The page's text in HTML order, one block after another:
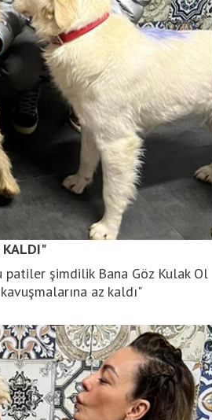
KALDI"
patiler şimdilik Bana Göz Kulak Ol
az kaldı"